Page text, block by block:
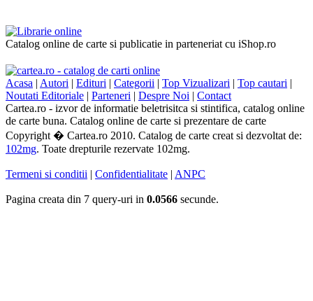
Catalog online de carte si publicatie in parteneriat cu iShop.ro
Acasa | Autori | Edituri | Categorii | Top Vizualizari | Top cautari |
Noutati Editoriale | Parteneri | Despre Noi | Contact
Cartea.ro - izvor de informatie beletrisitca si stintifica, catalog online
de carte buna. Catalog online de carte si prezentare de carte
Copyright � Cartea.ro 2010. Catalog de carte creat si dezvoltat de:
102mg. Toate drepturile rezervate 102mg.
Termeni si conditii | Confidentialitate | ANPC
Pagina creata din 7 query-uri in 0.0566 secunde.